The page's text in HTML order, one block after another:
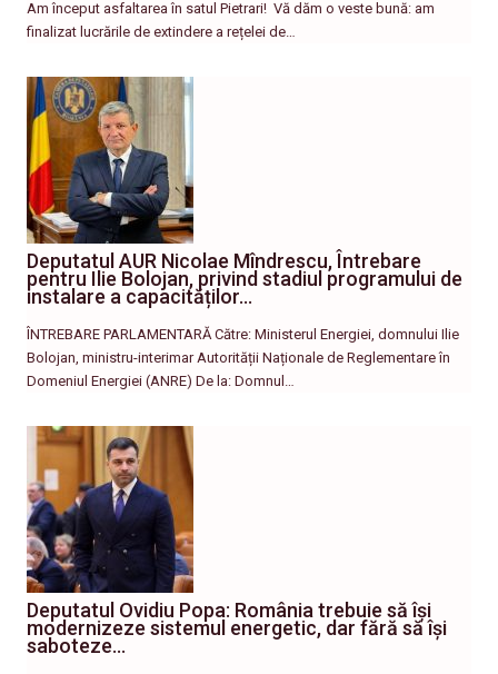
Am început asfaltarea în satul Pietrari! ​ Vă dăm o veste bună: am
finalizat lucrările de extindere a rețelei de…
Deputatul AUR Nicolae Mîndrescu, Întrebare
pentru Ilie Bolojan, privind stadiul programului de
instalare a capacităților…
ÎNTREBARE PARLAMENTARĂ Către: Ministerul Energiei, domnului Ilie
Bolojan, ministru-interimar Autorității Naționale de Reglementare în
Domeniul Energiei (ANRE) De la: Domnul…
Deputatul Ovidiu Popa: România trebuie să își
modernizeze sistemul energetic, dar fără să își
saboteze…